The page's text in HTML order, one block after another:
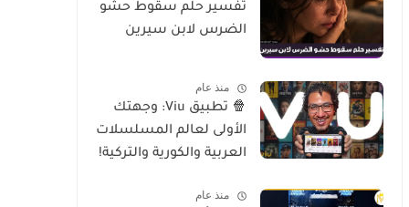
تفسير حلم سقوط حشو
الضرس لابن سيرين
منذ عام
🍿 تطبيق Viu: وجهتك
الأولى لعالم المسلسلات
العربية والكورية والتركية!
منذ عام